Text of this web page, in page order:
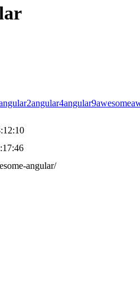
angular4angular9awesome
angular/